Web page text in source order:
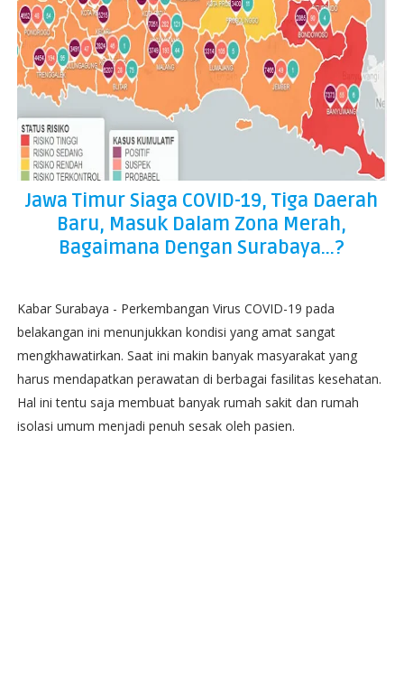
Jawa Timur Siaga COVID-19, Tiga Daerah
Baru, Masuk Dalam Zona Merah,
Bagaimana Dengan Surabaya...?
Kabar Surabaya - Perkembangan Virus COVID-19 pada
belakangan ini menunjukkan kondisi yang amat sangat
mengkhawatirkan. Saat ini makin banyak masyarakat yang
harus mendapatkan perawatan di berbagai fasilitas kesehatan.
Hal ini tentu saja membuat banyak rumah sakit dan rumah
isolasi umum menjadi penuh sesak oleh pasien.